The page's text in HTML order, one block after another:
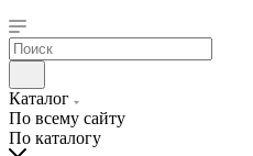
Каталог
По всему сайту
По каталогу